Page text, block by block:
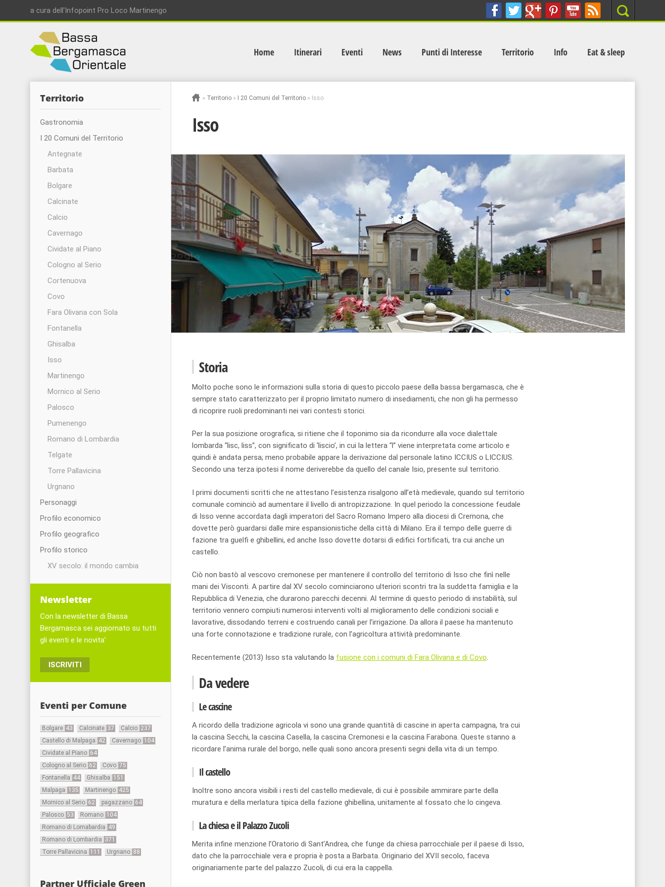
a cura dell'Infopoint Pro Loco Martinengo Search
Home Itinerari Eventi News Punti di Interesse Territorio Info Eat & sleep
» Territorio » I 20 Comuni del Territorio » Isso
Isso
Storia
Molto poche sono le informazioni sulla storia di questo piccolo paese della bassa bergamasca, che è
sempre stato caratterizzato per il proprio limitato numero di insediamenti, che non gli ha permesso
di ricoprire ruoli predominanti nei vari contesti storici.
Per la sua posizione orografica, si ritiene che il toponimo sia da ricondurre alla voce dialettale
lombarda “lisc, liss”, con significato di ‘liscio’, in cui la lettera “l” viene interpretata come articolo e
quindi è andata persa; meno probabile appare la derivazione dal personale latino ICCIUS o LICCIUS.
Secondo una terza ipotesi il nome deriverebbe da quello del canale Isio, presente sul territorio.
I primi documenti scritti che ne attestano l’esistenza risalgono all’età medievale, quando sul territorio
comunale cominciò ad aumentare il livello di antropizzazione. In quel periodo la concessione feudale
di Isso venne accordata dagli imperatori del Sacro Romano Impero alla diocesi di Cremona, che
dovette però guardarsi dalle mire espansionistiche della città di Milano. Era il tempo delle guerre di
fazione tra guelfi e ghibellini, ed anche Isso dovette dotarsi di edifici fortificati, tra cui anche un
castello.
Ciò non bastò al vescovo cremonese per mantenere il controllo del territorio di Isso che finì nelle
mani dei Visconti. A partire dal XV secolo cominciarono ulteriori scontri tra la suddetta famiglia e la
Repubblica di Venezia, che durarono parecchi decenni. Al termine di questo periodo di instabilità, sul
territorio vennero compiuti numerosi interventi volti al miglioramento delle condizioni sociali e
lavorative, dissodando terreni e costruendo canali per l’irrigazione. Da allora il paese ha mantenuto
una forte connotazione e tradizione rurale, con l’agricoltura attività predominante.
Recentemente (2013) Isso sta valutando la fusione con i comuni di Fara Olivana e di Covo
Da vedere
Le cascine
A ricordo della tradizione agricola vi sono una grande quantità di cascine in aperta campagna, tra cui
la cascina Secchi, la cascina Casella, la cascina Cremonesi e la cascina Farabona. Queste stanno a
ricordare l’anima rurale del borgo, nelle quali sono ancora presenti segni della vita di un tempo.
Il castello
Inoltre sono ancora visibili i resti del castello medievale, di cui è possibile ammirare parte della
muratura e della merlatura tipica della fazione ghibellina, unitamente al fossato che lo cingeva.
La chiesa e il Palazzo Zucoli
Merita infine menzione l’Oratorio di Sant’Andrea, che funge da chiesa parrocchiale per il paese di Isso,
dato che la parrocchiale vera e propria è posta a Barbata. Originario del XVII secolo, faceva
originariamente parte del palazzo Zucoli, di cui era la cappella.
Territorio
Gastronomia
I 20 Comuni del Territorio
Antegnate
Barbata
Bolgare
Calcinate
Calcio
Cavernago
Cividate al Piano
Cologno al Serio
Cortenuova
Covo
Fara Olivana con Sola
Fontanella
Ghisalba
Isso
Martinengo
Mornico al Serio
Palosco
Pumenengo
Romano di Lombardia
Telgate
Torre Pallavicina
Urgnano
Personaggi
Profilo economico
Profilo geografico
Profilo storico
XV secolo: il mondo cambia
Newsletter
Con la newsletter di Bassa
Bergamasca sei aggiornato su tutti
gli eventi e le novita'
ISCRIVITI
Eventi per Comune
Bolgare 43 Calcinate 37 Calcio 237
Castello di Malpaga 42 Cavernago 104
Cividate al Piano 64
Cologno al Serio 62 Covo 75
Fontanella 44 Ghisalba 151
Malpaga 135 Martinengo 425
Mornico al Serio 62 pagazzano 64
Palosco 53 Romano 104
Romano di Lomabardia 49
Romano di Lombardia 371
Torre Pallavicina 111 Urgnano 88
Partner Ufficiale Green